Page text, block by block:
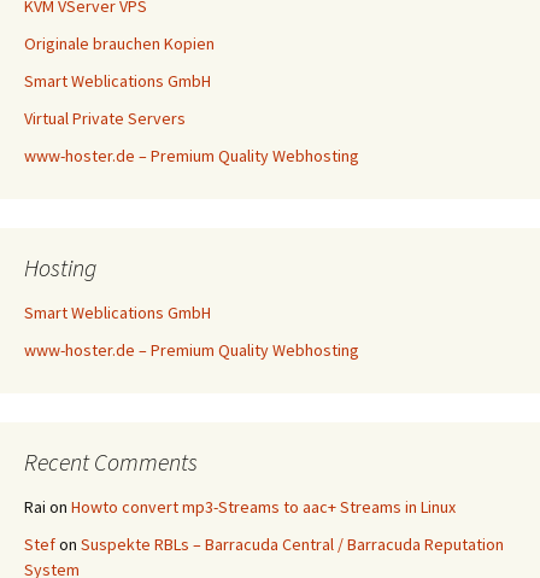
KVM VServer VPS
Originale brauchen Kopien
Smart Weblications GmbH
Virtual Private Servers
www-hoster.de – Premium Quality Webhosting
Hosting
Smart Weblications GmbH
www-hoster.de – Premium Quality Webhosting
Recent Comments
Rai on Howto convert mp3-Streams to aac+ Streams in Linux
Stefon Suspekte RBLs – Barracuda Central / Barracuda Reputation
System